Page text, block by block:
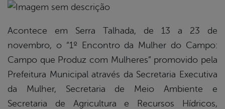
Acontece em Serra Talhada, de 13 a 23 de
novembro, o “1º Encontro da Mulher do Campo:
Campo que Produz com Mulheres” promovido pela
Prefeitura Municipal através da Secretaria Executiva
da Mulher, Secretaria de Meio Ambiente e
Secretaria de Agricultura e Recursos Hídricos,